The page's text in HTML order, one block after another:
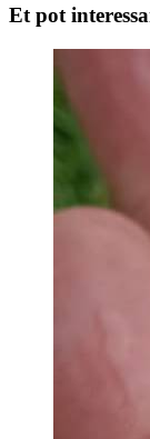
Et pot